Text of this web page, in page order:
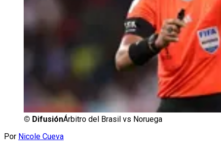
© DifusiónÁrbitro del Brasil vs Noruega
Por Nicole Cueva